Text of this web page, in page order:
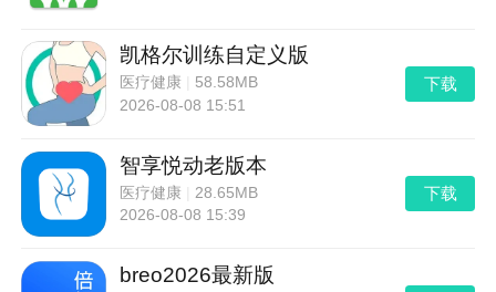
凯格尔训练自定义版
医疗健康
58.58MB
2026-08-08 15:51
下载
智享悦动老版本
医疗健康
28.65MB
2026-08-08 15:39
下载
breo2026最新版